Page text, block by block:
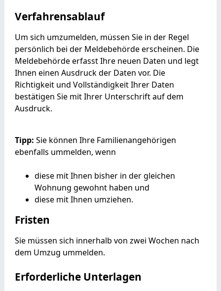
Verfahrensablauf
Um sich umzumelden, müssen Sie in der Regel
persönlich bei der Meldebehörde erscheinen. Die
Meldebehörde erfasst Ihre neuen Daten und legt
Ihnen einen Ausdruck der Daten vor. Die
Richtigkeit und Vollständigkeit Ihrer Daten
bestätigen Sie mit Ihrer Unterschrift auf dem
Ausdruck.
Tipp: Sie können Ihre Familienangehörigen
ebenfalls ummelden, wenn
diese mit Ihnen bisher in der gleichen
Wohnung gewohnt haben und
diese mit Ihnen umziehen.
Fristen
Sie müssen sich innerhalb von zwei Wochen nach
dem Umzug ummelden.
Erforderliche Unterlagen